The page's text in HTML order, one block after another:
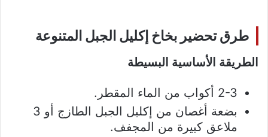
طرق تحضير بخاخ إكليل الجبل المتنوعة
الطريقة الأساسية البسيطة
2-3 أكواب من الماء المقطر.
بضعة أغصان من إكليل الجبل الطازج أو 3
ملاعق كبيرة من المجفف.